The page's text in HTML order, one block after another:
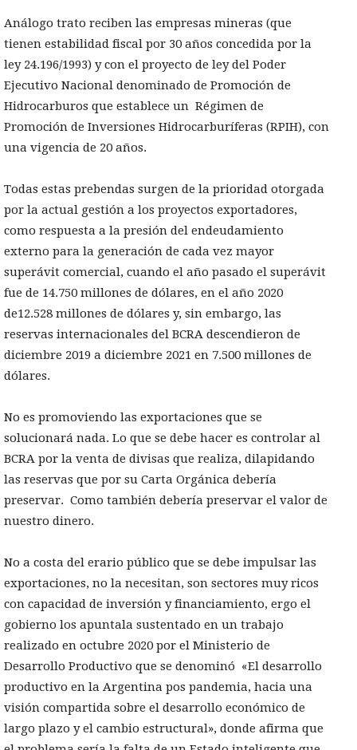
Análogo trato reciben las empresas mineras (que
tienen estabilidad fiscal por 30 años concedida por la
ley 24.196/1993) y con el proyecto de ley del Poder
Ejecutivo Nacional denominado de Promoción de
Hidrocarburos que establece un Régimen de
Promoción de Inversiones Hidrocarburíferas (RPIH), con
una vigencia de 20 años.
Todas estas prebendas surgen de la prioridad otorgada
por la actual gestión a los proyectos exportadores,
como respuesta a la presión del endeudamiento
externo para la generación de cada vez mayor
superávit comercial, cuando el año pasado el superávit
fue de 14.750 millones de dólares, en el año 2020
de12.528 millones de dólares y, sin embargo, las
reservas internacionales del BCRA descendieron de
diciembre 2019 a diciembre 2021 en 7.500 millones de
dólares.
No es promoviendo las exportaciones que se
solucionará nada. Lo que se debe hacer es controlar al
BCRA por la venta de divisas que realiza, dilapidando
las reservas que por su Carta Orgánica debería
preservar. Como también debería preservar el valor de
nuestro dinero.
No a costa del erario público que se debe impulsar las
exportaciones, no la necesitan, son sectores muy ricos
con capacidad de inversión y financiamiento, ergo el
gobierno los apuntala sustentado en un trabajo
realizado en octubre 2020 por el Ministerio de
Desarrollo Productivo que se denominó «El desarrollo
productivo en la Argentina pos pandemia, hacia una
visión compartida sobre el desarrollo económico de
largo plazo y el cambio estructural», donde afirma que